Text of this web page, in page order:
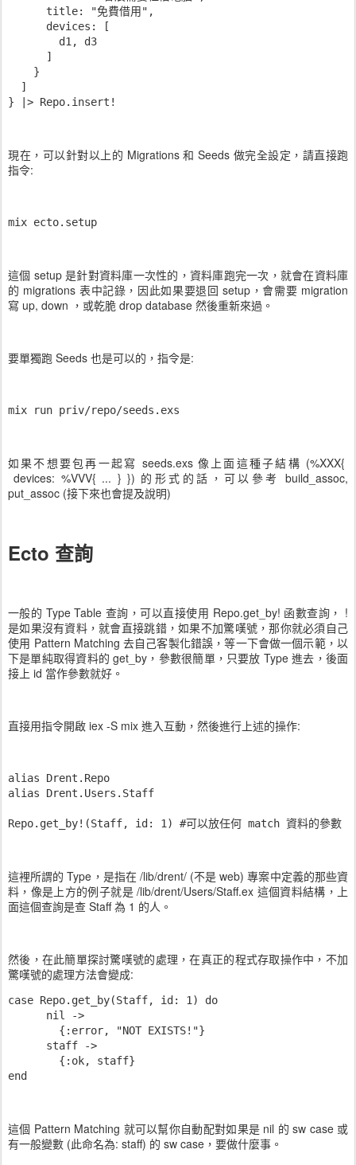
      title: "免費借用",
      devices: [
        d1, d3
      ]
    }
  ]
現在，可以針對以上的 Migrations 和 Seeds 做完全設定，請直接跑
指令:
mix ecto.setup
這個 setup 是針對資料庫一次性的，資料庫跑完一次，就會在資料庫
的 migrations 表中記錄，因此如果要退回 setup，會需要 migration
寫 up, down ，或乾脆 drop database 然後重新來過。
要單獨跑 Seeds 也是可以的，指令是:
mix run priv/repo/seeds.exs
如果不想要包再一起寫 seeds.exs 像上面這種子結構 (%XXX{
devices: %VVV{ ... } }) 的形式的話，可以參考 build_assoc,
put_assoc (接下來也會提及說明)
Ecto 查詢
一般的 Type Table 查詢，可以直接使用 Repo.get_by! 函數查詢， !
是如果沒有資料，就會直接跳錯，如果不加驚嘆號，那你就必須自己
使用 Pattern Matching 去自己客製化錯誤，等一下會做一個示範，以
下是單純取得資料的 get_by，參數很簡單，只要放 Type 進去，後面
接上 id 當作參數就好。
直接用指令開啟 iex -S mix 進入互動，然後進行上述的操作:
alias Drent.Repo
alias Drent.Users.Staff
這裡所謂的 Type，是指在 /lib/drent/ (不是 web) 專案中定義的那些資
料，像是上方的例子就是 /lib/drent/Users/Staff.ex 這個資料結構，上
面這個查詢是查 Staff 為 1 的人。
然後，在此簡單探討驚嘆號的處理，在真正的程式存取操作中，不加
驚嘆號的處理方法會變成:
case Repo.get_by(Staff, id: 1) do
      nil ->
        {:error, "NOT EXISTS!"}
      staff ->
        {:ok, staff}
這個 Pattern Matching 就可以幫你自動配對如果是 nil 的 sw case 或
有一般變數 (此命名為: staff) 的 sw case，要做什麼事。